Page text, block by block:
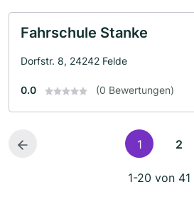
Fahrschule Stanke
Dorfstr. 8, 24242 Felde
0.0 (0 Bewertungen)
1 2
1-20 von 41